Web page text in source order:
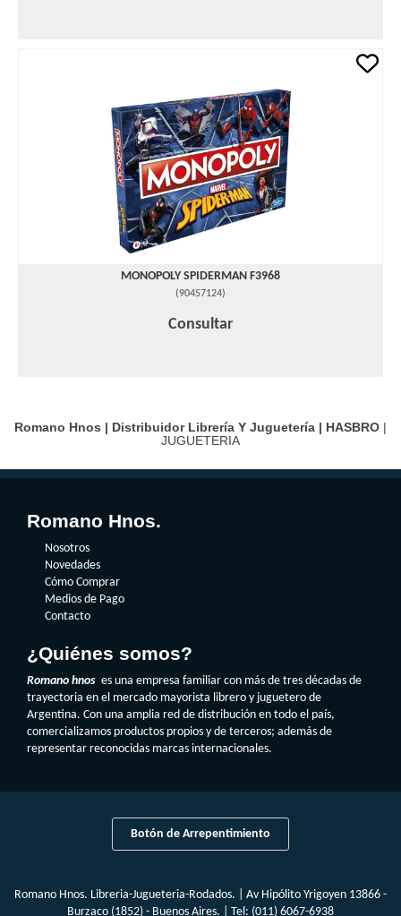
MONOPOLY SPIDERMAN F3968
(90457124)
Consultar
Romano Hnos | Distribuidor Librería Y Juguetería | HASBRO |
JUGUETERIA
Romano Hnos.
Nosotros
Novedades
Cómo Comprar
Medios de Pago
Contacto
¿Quiénes somos?
Romano hnos es una empresa familiar con más de tres décadas de
trayectoria en el mercado mayorista librero y juguetero de
Argentina. Con una amplia red de distribución en todo el país,
comercializamos productos propios y de terceros; además de
representar reconocidas marcas internacionales.
Botón de Arrepentimiento
Romano Hnos. Libreria-Jugueteria-Rodados. | Av Hipólito Yrigoyen 13866 -
Burzaco (1852) - Buenos Aires. | Tel: (011) 6067-6938